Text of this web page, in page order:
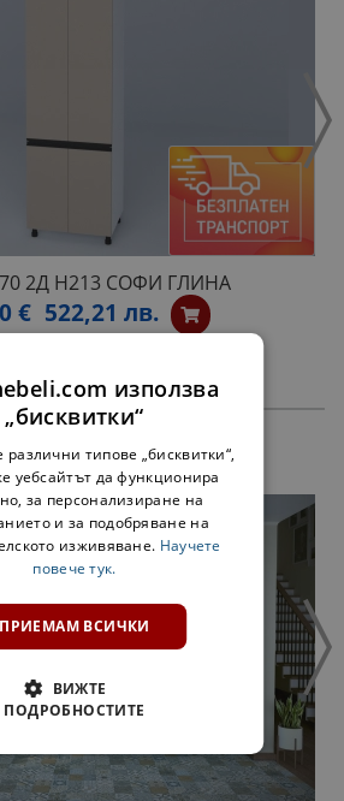
2Д H213 СОФИ ГЛИНА
€ 522,21 лв.
ПРОДУКТИ
използва
„бисквитки“
различни типове „бисквитки“,
уебсайтът да функционира
за персонализиране на
и за подобряване на
изживяване. Научете
повече тук.
ПРИЕМАМ ВСИЧКИ
ВИЖТЕ
ПОДРОБНОСТИТЕ